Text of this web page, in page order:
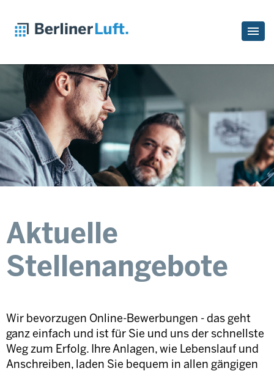
Aktuelle
Stellenangebote
Wir bevorzugen Online-Bewerbungen - das geht
ganz einfach und ist für Sie und uns der schnellste
Weg zum Erfolg. Ihre Anlagen, wie Lebenslauf und
Anschreiben, laden Sie bequem in allen gängigen